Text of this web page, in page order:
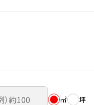
㎡
坪